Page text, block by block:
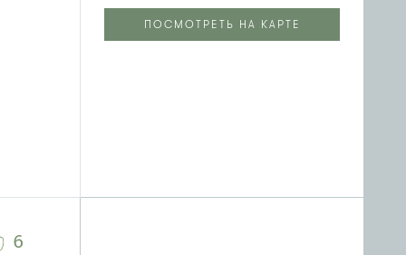
ПОСМОТРЕТЬ НА КАРТЕ
6